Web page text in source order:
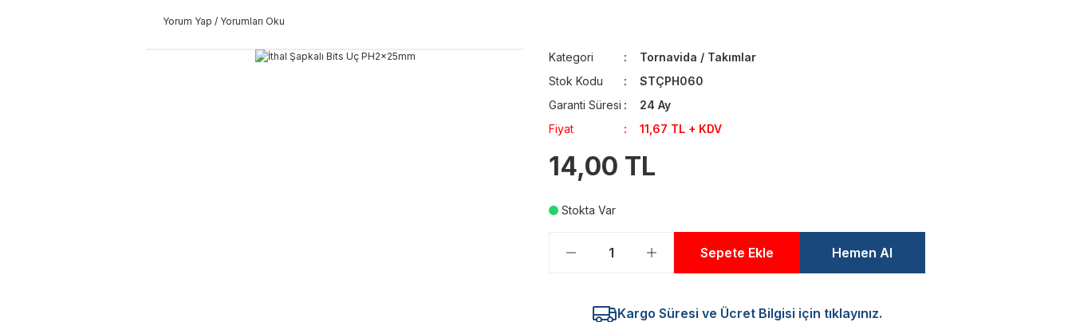
Yorum Yap / Yorumları Oku
Kategori
Tornavida / Takımlar
Stok Kodu
STÇPH060
Garanti Süresi
24 Ay
Fiyat
11,67 TL + KDV
14,00 TL
Stokta Var
Sepete Ekle Hemen Al
Kargo Süresi ve Ücret Bilgisi için tıklayınız.